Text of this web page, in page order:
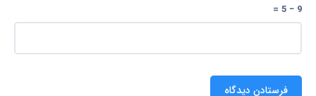
9 − 5 =